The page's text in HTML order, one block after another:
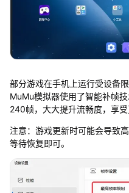
部分游戏在手机上运行受设备
MuMu模拟器使用了智能补帧
240帧，大大提升流畅度，享受
注意：游戏更新时可能会导致
等待恢复即可。